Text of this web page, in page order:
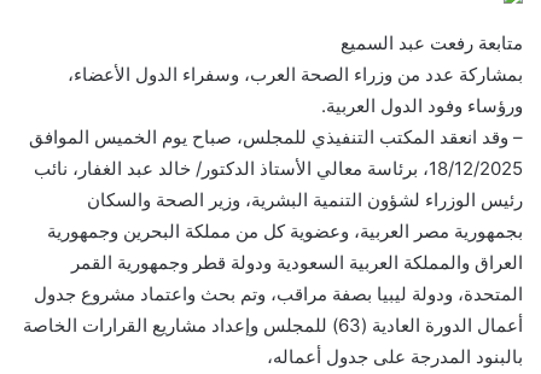
متابعة رفعت عبد السميع
بمشاركة عدد من وزراء الصحة العرب، وسفراء الدول الأعضاء،
ورؤساء وفود الدول العربية.
– وقد انعقد المكتب التنفيذي للمجلس، صباح يوم الخميس الموافق
18/12/2025، برئاسة معالي الأستاذ الدكتور/ خالد عبد الغفار، نائب
رئيس الوزراء لشؤون التنمية البشرية، وزير الصحة والسكان
بجمهورية مصر العربية، وعضوية كل من مملكة البحرين وجمهورية
العراق والمملكة العربية السعودية ودولة قطر وجمهورية القمر
المتحدة، ودولة ليبيا بصفة مراقب، وتم بحث واعتماد مشروع جدول
أعمال الدورة العادية (63) للمجلس وإعداد مشاريع القرارات الخاصة
بالبنود المدرجة على جدول أعماله،